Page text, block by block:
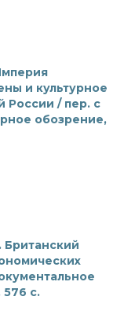
и культурное
России / пер. с
обозрение,
Британский
576 с.